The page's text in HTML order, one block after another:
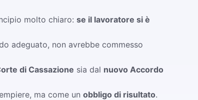
molto chiaro: se il lavoratore si è
adeguato, non avrebbe commesso
di Cassazione sia dal nuovo Accordo
ma come un obbligo di risultato.